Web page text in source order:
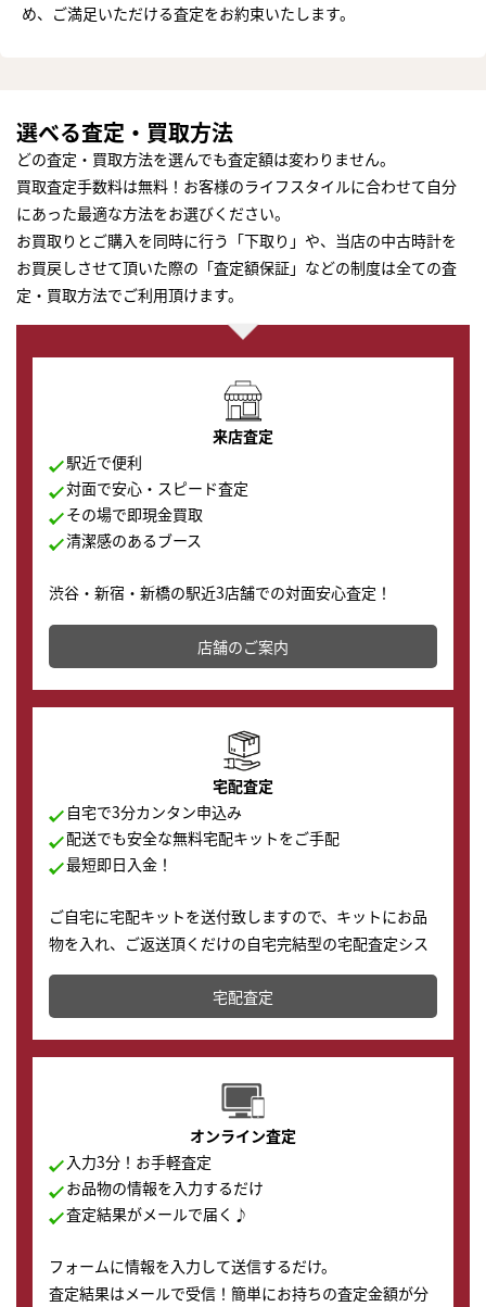
め、ご満足いただける査定をお約束いたします。
選べる査定・買取方法
どの査定・買取方法を選んでも査定額は変わりません。
買取査定手数料は無料！お客様のライフスタイルに合わせて自分
にあった最適な方法をお選びください。
お買取りとご購入を同時に行う「下取り」や、当店の中古時計を
お買戻しさせて頂いた際の「査定額保証」などの制度は全ての査
定・買取方法でご利用頂けます。
来店査定
駅近で便利
対面で安心・スピード査定
その場で即現金買取
清潔感のあるブース
渋谷・新宿・新橋の駅近3店舗での対面安心査定！
店舗を併設しており、下取りに出してお得に新しい時計
の購入もできます♪
店舗のご案内
宅配査定
自宅で3分カンタン申込み
配送でも安全な無料宅配キットをご手配
最短即日入金！
ご自宅に宅配キットを送付致しますので、キットにお品
物を入れ、ご返送頂くだけの自宅完結型の宅配査定シス
テムです。
配送でも簡単&安全に査定・買取に出すことが可能で
す。
宅配査定
オンライン査定
入力3分！お手軽査定
お品物の情報を入力するだけ
査定結果がメールで届く♪
フォームに情報を入力して送信するだけ。
査定結果はメールで受信！簡単にお持ちの査定金額が分